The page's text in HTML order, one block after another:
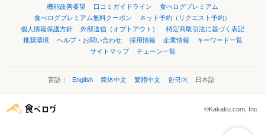
機能改善要望
口コミガイドライン
食べログプレミアム
食べログプレミアム無料クーポン
ネット予約（リクエスト予約）
個人情報保護方針
外部送信（オプトアウト）
特定商取引法に基づく表記
推奨環境
ヘルプ・お問い合わせ 採用情報 企業情報
キーワード一覧
サイトマップ
チェーン一覧
言語： English 简体中文 繁體中文 한국어 日本語
©Kakaku.com, Inc.